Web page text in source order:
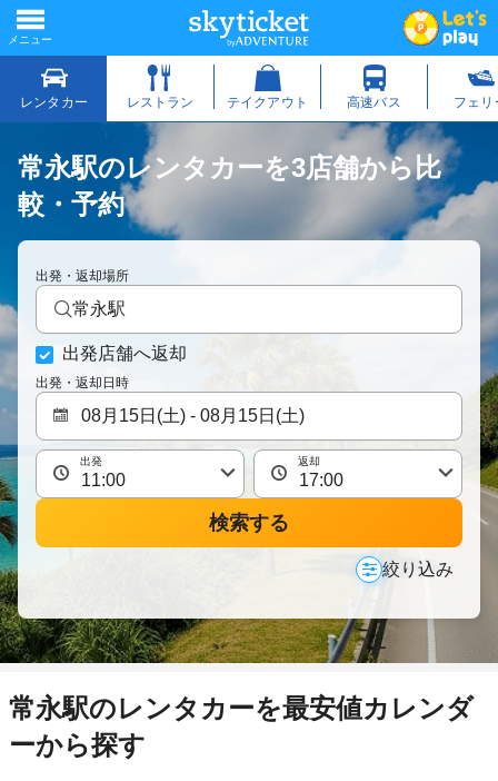
常永駅のレンタカーを3店舗から比
較・予約
出発・返却場所
常永駅
出発店舗へ返却
出発・返却日時
出発 返却
検索する
絞り込み
常永駅のレンタカーを最安値カレンダ
ーから探す